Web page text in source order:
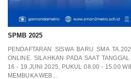
SPMB 2025
PENDAFTARAN SISWA BARU SMA
ONLINE. SILAHKAN PADA SAAT
16 - 19 JUNI 2025, PUKUL 08.00 - 15.00
MEMBUKA WEB...